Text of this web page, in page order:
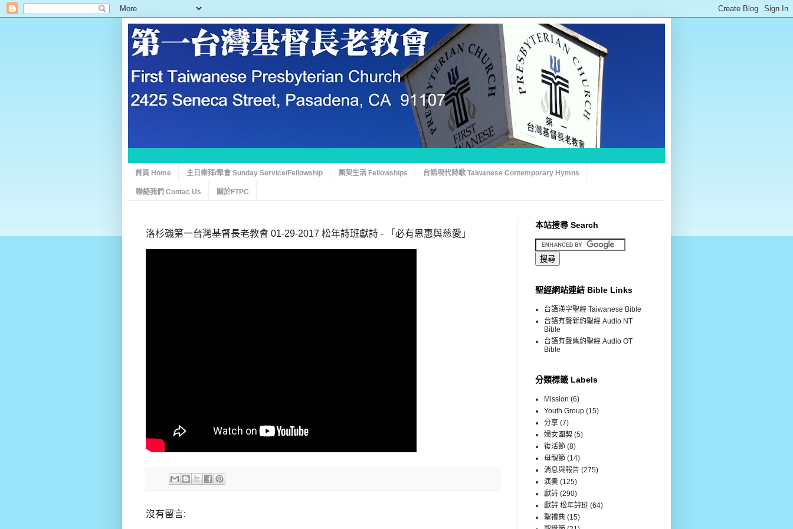
首頁 Home 主日崇拜/聚會 Sunday Service/Fellowship 團契生活 Fellowships 台語現代詩歌 Taiwanese Contemporary Hymns
聯絡我們 Contac Us 關於FTPC
洛杉磯第一台灣基督長老教會 01-29-2017 松年詩班獻詩 - 「必有恩惠與慈愛」
沒有留言:
本站搜尋 Search
聖經網站連結 Bible Links
台語漢字聖經 Taiwanese Bible
台語有聲新約聖經 Audio NT
Bible
台語有聲舊約聖經 Audio OT
Bible
分類標籤 Labels
Mission (6)
Youth Group (15)
分享 (7)
婦女團契 (5)
復活節 (8)
母親節 (14)
消息與報告 (275)
演奏 (125)
獻詩 (290)
獻詩 松年詩班 (64)
聖禮典 (15)